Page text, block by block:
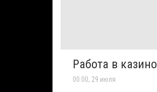
Работа в казино
00:00, 29 июля